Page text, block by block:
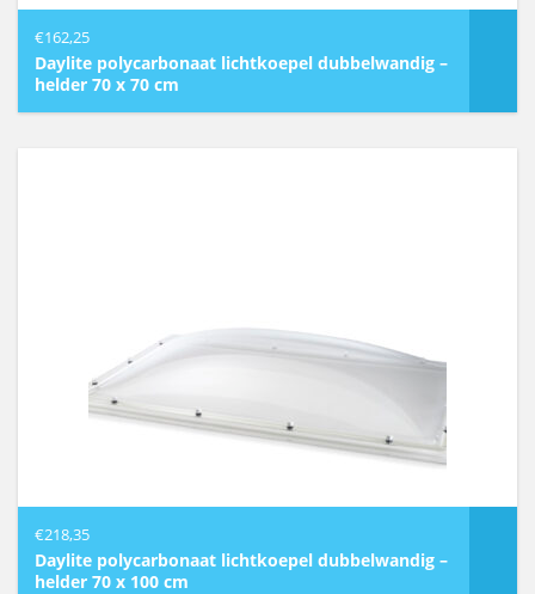
€162,25
Daylite polycarbonaat lichtkoepel dubbelwandig –
helder 70 x 70 cm
€218,35
Daylite polycarbonaat lichtkoepel dubbelwandig –
helder 70 x 100 cm